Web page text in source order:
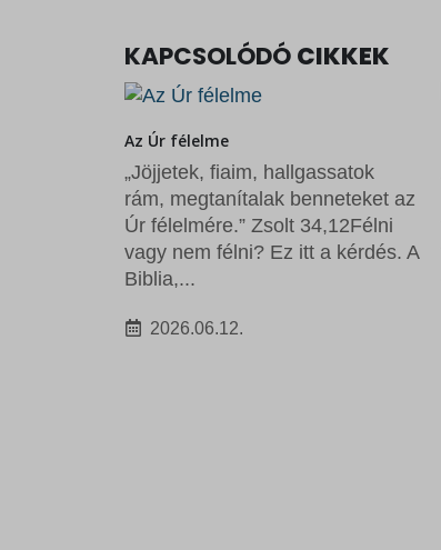
KAPCSOLÓDÓCIKKEK
Minden nő közös elhívása
A nők számára, akik munkába
állnak, anyává válnak, otthont
teremtenek vagy bármely más
területen tevékenykednek, az
egyik legfontosabb kérdés ez:...
2026.06.02.